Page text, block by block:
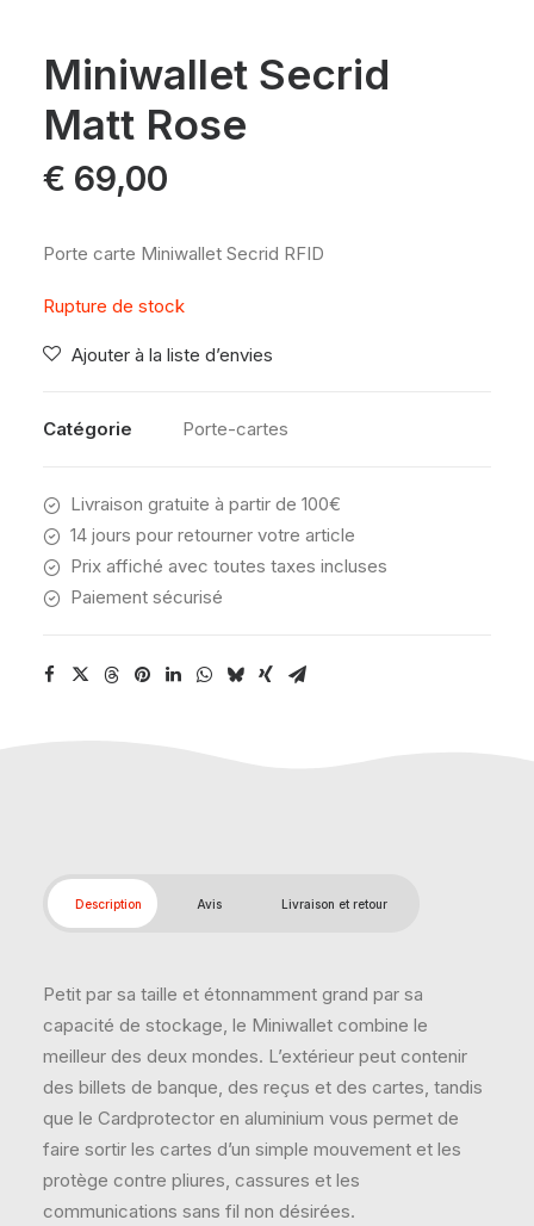
Miniwallet Secrid
Matt Rose
€ 69,00
Porte carte Miniwallet Secrid RFID
Rupture de stock
Ajouter à la liste d’envies
Catégorie Porte-cartes
Livraison gratuite à partir de 100€
14 jours pour retourner votre article
Prix affiché avec toutes taxes incluses
Paiement sécurisé
Description Avis Livraison et retour
Petit par sa taille et étonnamment grand par sa
capacité de stockage, le Miniwallet combine le
meilleur des deux mondes. L’extérieur peut contenir
des billets de banque, des reçus et des cartes, tandis
que le Cardprotector en aluminium vous permet de
faire sortir les cartes d’un simple mouvement et les
protège contre pliures, cassures et les
communications sans fil non désirées.